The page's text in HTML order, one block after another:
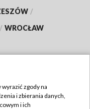
/
/ WROCŁAW
zgody na
i zbierania danych,
i ich